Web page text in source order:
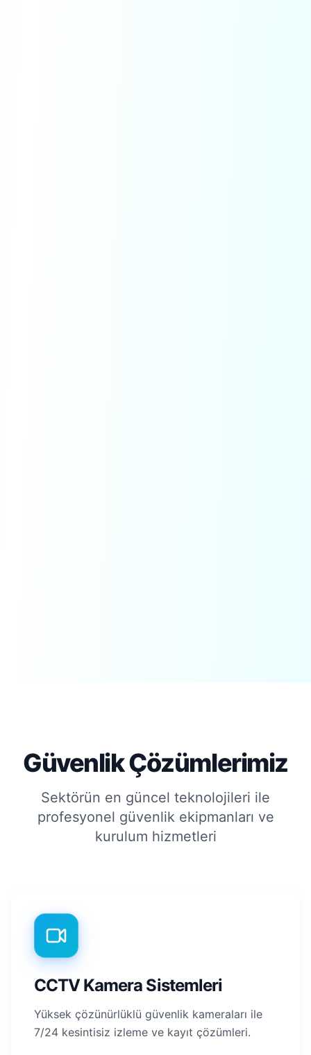
Güvenlik Çözümlerimiz
Sektörün en güncel teknolojileri ile
profesyonel güvenlik ekipmanları ve
kurulum hizmetleri
CCTV Kamera Sistemleri
Yüksek çözünürlüklü güvenlik kameraları ile
7/24 kesintisiz izleme ve kayıt çözümleri.